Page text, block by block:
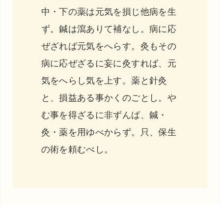
中・下の薬は元気を損じ他病を生
ず。鍼は瀉ありて補なし。病に応
ぜざれば元気をへらす。灸もその
病に応ぜざるに妄に灸すれば、元
気をへらし気を上す。薬と針灸
と、損益ある事かくのごとし。や
む事を得ざるに非ずんば、鍼・
灸・薬を用ゆべからず。只、保生
の術を頼むべし。